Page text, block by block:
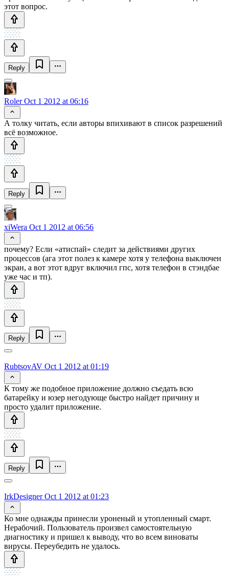
этот вопрос.
Reply
RolerOct 1 2012 at 06:16
А толку читать, если авторы впихивают в список разрешений
всё возможное.
Reply
xiWera Oct 1 2012 at 06:56
почему? Если «атиспай» следит за действиями других
процессов (ага этот полез к камере хотя у телефона выключен
экран, а вот этот вдруг включил гпс, хотя телефон в стэндбае
уже час и тп).
Reply
RubtsovAV Oct 1 2012 at 01:19
К тому же подобное приложение должно съедать всю
батарейку и юзер негодующе быстро найдет причину и
просто удалит приложение.
Reply
IrkDesignerOct 1 2012 at 01:23
Ко мне однажды принесли уроненый и утопленный смарт.
Нерабочий. Пользователь произвел самостоятельную
диагностику и пришел к выводу, что во всем виноваты
вирусы. Переубедить не удалось.